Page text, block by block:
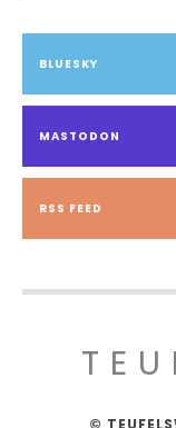
BLUESKY
MASTODON
RSS FEED